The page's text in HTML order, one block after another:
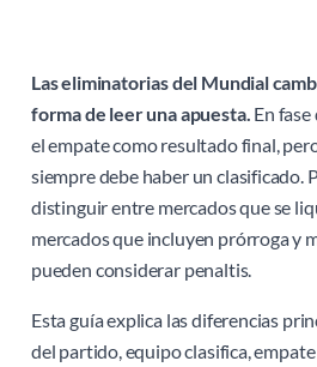
Las eliminatorias del Mundial
forma de leer una apuesta. En
el empate como resultado final,
siempre debe haber un clasificado.
distinguir entre mercados que se
mercados que incluyen prórroga y
pueden considerar penaltis.
Esta guía explica las diferencias
del partido, equipo clasifica,